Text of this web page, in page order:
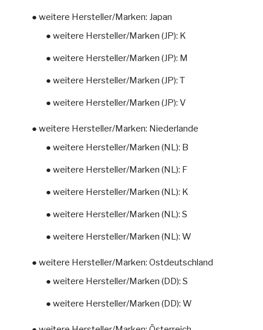
● weitere Hersteller/Marken: Japan
● weitere Hersteller/Marken (JP): K
● weitere Hersteller/Marken (JP): M
● weitere Hersteller/Marken (JP): T
● weitere Hersteller/Marken (JP): V
● weitere Hersteller/Marken: Niederlande
● weitere Hersteller/Marken (NL): B
● weitere Hersteller/Marken (NL): F
● weitere Hersteller/Marken (NL): K
● weitere Hersteller/Marken (NL): S
● weitere Hersteller/Marken (NL): W
● weitere Hersteller/Marken: Ostdeutschland
● weitere Hersteller/Marken (DD): S
● weitere Hersteller/Marken (DD): W